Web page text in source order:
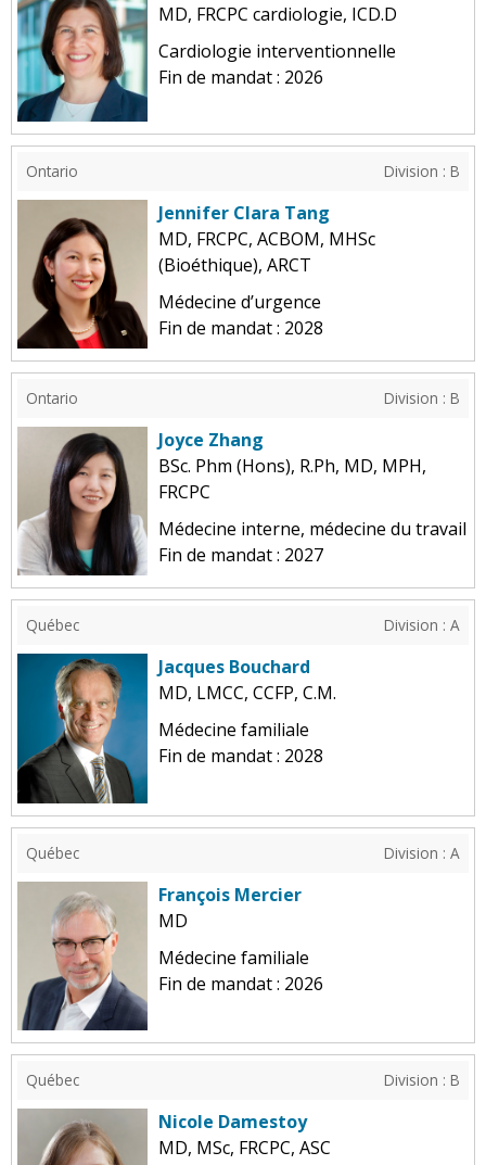
MD, FRCPC cardiologie, ICD.D
Cardiologie interventionnelle
Fin de mandat : 2026
Ontario Division : B
Jennifer Clara Tang
MD, FRCPC, ACBOM, MHSc
(Bioéthique), ARCT
Médecine d’urgence
Fin de mandat : 2028
Ontario Division : B
Joyce Zhang
BSc. Phm (Hons), R.Ph, MD, MPH,
FRCPC
Médecine interne, médecine du travail
Fin de mandat : 2027
Québec Division : A
Jacques Bouchard
MD, LMCC, CCFP, C.M.
Médecine familiale
Fin de mandat : 2028
Québec Division : A
François Mercier
MD
Médecine familiale
Fin de mandat : 2026
Québec Division : B
Nicole Damestoy
MD, MSc, FRCPC, ASC